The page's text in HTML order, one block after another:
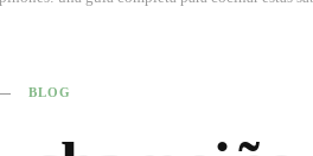
BLOG